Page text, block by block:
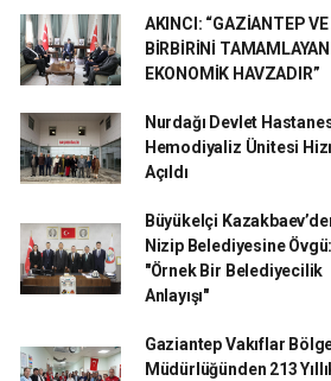
AKINCI: “GAZİANTEP
BİRBİRİNİ TAMAMLAYAN
EKONOMİK HAVZADIR”
Nurdağı Devlet
Hemodiyaliz Ünitesi
Açıldı
Büyükelçi
Nizip Belediyesine Övgü:
"Örnek Bir Belediyecilik
Anlayışı"
Gaziantep Vakıflar
Müdürlüğünden 213